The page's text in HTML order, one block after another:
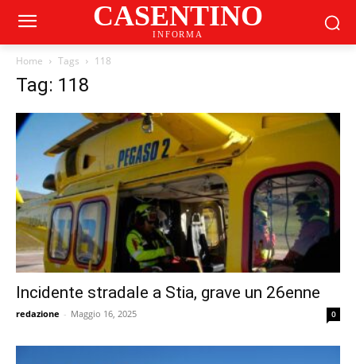
CASENTINO
INFORMA
Home Tags 118
Tag: 118
Incidente stradale a Stia, grave un 26enne
redazione - Maggio 16, 2025 0